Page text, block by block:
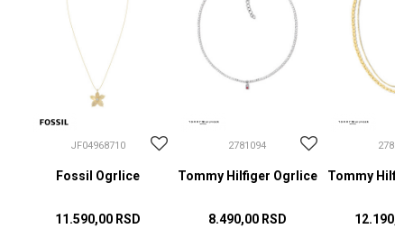
JF04968710
Fossil Ogrlice
11.590,00 RSD
2781094
Tommy Hilfiger Ogrlice
8.490,00 RSD
Tommy